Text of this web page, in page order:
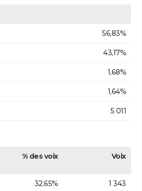
56,83%
43,17%
1,68%
1,64%
5 011
% des voix Voix
32,65% 1 343